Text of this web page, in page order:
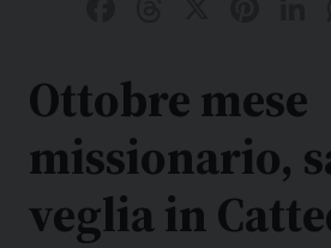
Ottobre mese
missionario,
veglia in